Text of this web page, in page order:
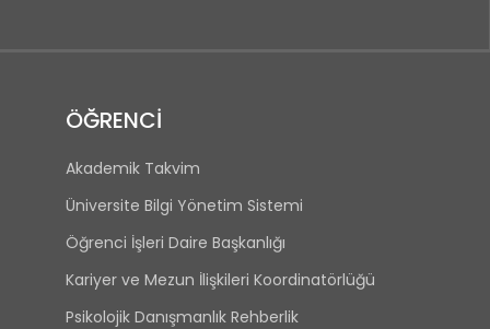
ÖĞRENCİ
Akademik Takvim
Üniversite Bilgi Yönetim Sistemi
Öğrenci İşleri Daire Başkanlığı
Kariyer ve Mezun İlişkileri Koordinatörlüğü
Psikolojik Danışmanlık Rehberlik